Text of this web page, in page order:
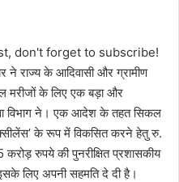
don't forget to subscribe!
ने राज्य के आदिवासी और ग्रामीण
मरीजों के लिए एक बड़ा और
विभाग ने। एक आदेश के तहत सिकल
के रूप में विकसित करने हेतु रु.
रुपये की पुनरीक्षित प्रशासकीय
लिए अपनी सहमति दे दी है।